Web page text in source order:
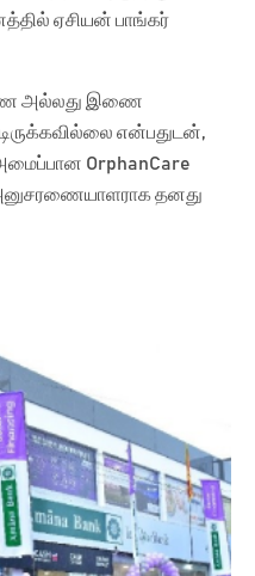
ஏசியன் பாங்கர்
அல்லது இணை
என்பதுடன்,
OrphanCare
தனது